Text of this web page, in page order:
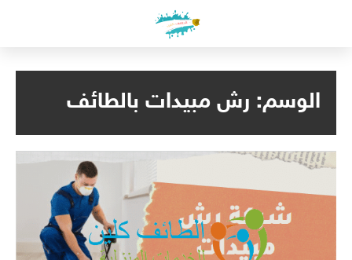
الوسم: رش مبيدات بالطائف